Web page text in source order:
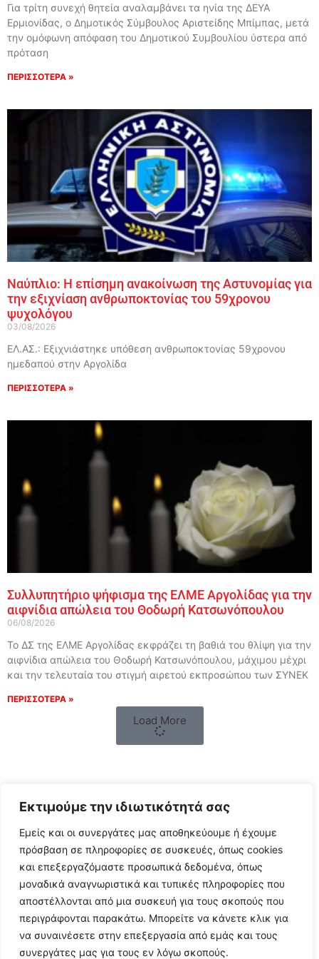
Εκτιμούμε την ιδιωτικότητά σας
Εμείς και οι συνεργάτες μας αποθηκεύουμε ή έχουμε
πρόσβαση σε πληροφορίες σε συσκευές, όπως cookies
και επεξεργαζόμαστε προσωπικά δεδομένα, όπως
μοναδικά αναγνωριστικά και τυπικές πληροφορίες που
αποστέλλονται από μια συσκευή για τους σκοπούς που
περιγράφονται παρακάτω. Μπορείτε να κάνετε κλικ για
να συναινέσετε στην επεξεργασία από εμάς και τους
συνεργάτες μας για τους εν λόγω σκοπούς.
Για τρίτη συνεχή θητεία αναλαμβάνει τα ηνία της ΔΕΥΑ
Ερμιονίδας, ο Δημοτικός Σύμβουλος Αριστείδης Μπίμπας, μετά
την ομόφωνη απόφαση του Δημοτικού Συμβουλίου ύστερα από
πρόταση
ΠΕΡΙΣΣΟΤΕΡΑ »
Ναύπλιο: Η επίσημη ανακοίνωση της Αστυνομίας για
την εξιχνίαση ανθρωποκτονίας του 59χρονου
ψυχολόγου
03/08/2026
ΕΛ.ΑΣ.: Εξιχνιάστηκε υπόθεση ανθρωποκτονίας 59χρονου
ημεδαπού στην Αργολίδα
ΠΕΡΙΣΣΟΤΕΡΑ »
Συλλυπητήριο ψήφισμα της ΕΛΜΕ Αργολίδας για την
αιφνίδια απώλεια του Θοδωρή Κατσωνόπουλου
06/08/2026
Το ΔΣ της ΕΛΜΕ Αργολίδας εκφράζει τη βαθιά του θλίψη για την
αιφνίδια απώλεια του Θοδωρή Κατσωνόπουλου, μάχιμου μέχρι
και την τελευταία του στιγμή αιρετού εκπροσώπου των ΣΥΝΕΚ
ΠΕΡΙΣΣΟΤΕΡΑ »
Load More
Follow Us
© 2024 All Rights Reserved